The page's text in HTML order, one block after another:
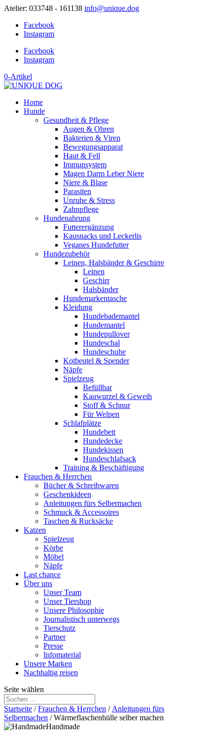
Atelier: 033748 - 161138 info@unique.dog
Facebook
Instagram
Facebook
Instagram
0-Artikel
Home
Hunde
Gesundheit & Pflege
Augen & Ohren
Bakterien & Viren
Bewegungsapparat
Haut & Fell
Immunsystem
Magen Darm Leber Niere
Niere & Blase
Parasiten
Unruhe & Stress
Zahnpflege
Hundenahrung
Futterergänzung
Kausnacks und Leckerlis
Veganes Hundefutter
Hundezubehör
Leinen, Halsbänder & Geschirre
Leinen
Geschirr
Halsbänder
Hundemarkentasche
Kleidung
Hundebademantel
Hundemantel
Hundepullover
Hundeschal
Hundeschuhe
Kotbeutel & Spender
Näpfe
Spielzeug
Befüllbar
Kauwurzel & Geweih
Stoff & Schnur
Für Welpen
Schlafplätze
Hundebett
Hundedecke
Hundekissen
Hundeschlafsack
Training & Beschäftigung
Frauchen & Herrchen
Bücher & Schreibwaren
Geschenkideen
Anleitungen fürs Selbermachen
Schmuck & Accessoires
Taschen & Rucksäcke
Katzen
Spielzeug
Körbe
Möbel
Näpfe
Last chance
Über uns
Unser Team
Unser Tiershop
Unsere Philosophie
Journalistisch unterwegs
Tierschutz
Partner
Presse
Infomaterial
Unsere Marken
Nachhaltig reisen
Seite wählen
Startseite /Frauchen & Herrchen / Anleitungen fürs
Selbermachen / Wärmeflaschenhülle selber machen
Handmade